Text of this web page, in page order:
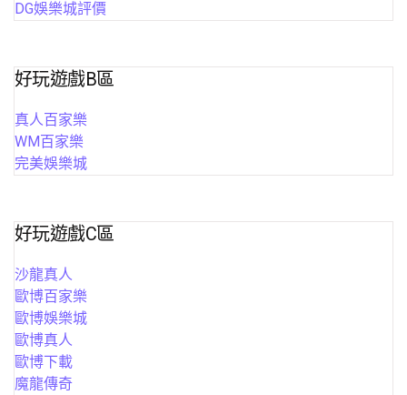
DG娛樂城評價
好玩遊戲B區
真人百家樂
WM百家樂
完美娛樂城
好玩遊戲C區
沙龍真人
歐博百家樂
歐博娛樂城
歐博真人
歐博下載
魔龍傳奇